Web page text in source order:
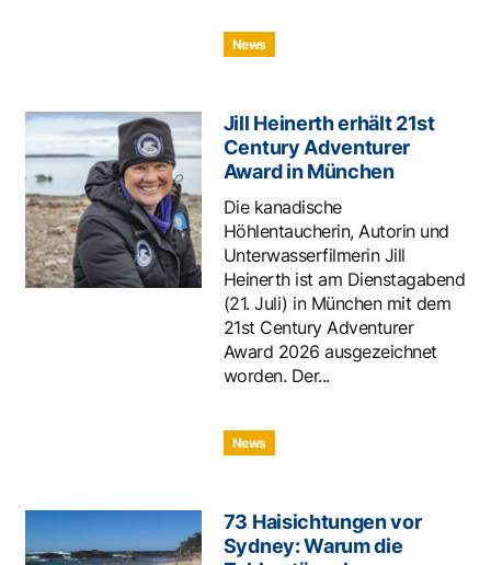
News
Jill Heinerth erhält 21st
Century Adventurer
Award in München
Die kanadische
Höhlentaucherin, Autorin und
Unterwasserfilmerin Jill
Heinerth ist am Dienstagabend
(21. Juli) in München mit dem
21st Century Adventurer
Award 2026 ausgezeichnet
worden. Der...
News
73 Haisichtungen vor
Sydney: Warum die